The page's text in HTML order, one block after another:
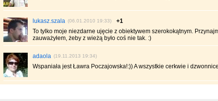
lukasz.szala (06.01.2010 19:33)
+1
To tylko moje niezdarne ujęcie z obiektywem szerokokątnym.
zauważyłem, żeby z wieżą było coś nie tak. :)
adaola (19.11.2013 19:34)
Wspaniała jest Ławra Poczajowska!:)) A wszystkie cerkwie i